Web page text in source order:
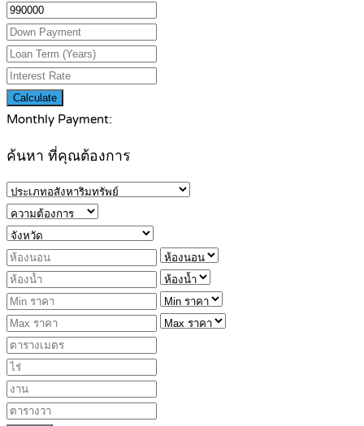
Calculate
Monthly Payment:
ค้นหา ที่คุณต้องการ